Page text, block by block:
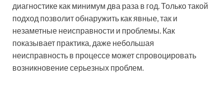
диагностике как минимум два раза в год. Только такой
подход позволит обнаружить как явные, так и
незаметные неисправности и проблемы. Как
показывает практика, даже небольшая
неисправность в процессе может спровоцировать
возникновение серьезных проблем.